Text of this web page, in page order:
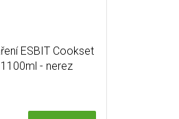
ESBIT Cookset
- nerez